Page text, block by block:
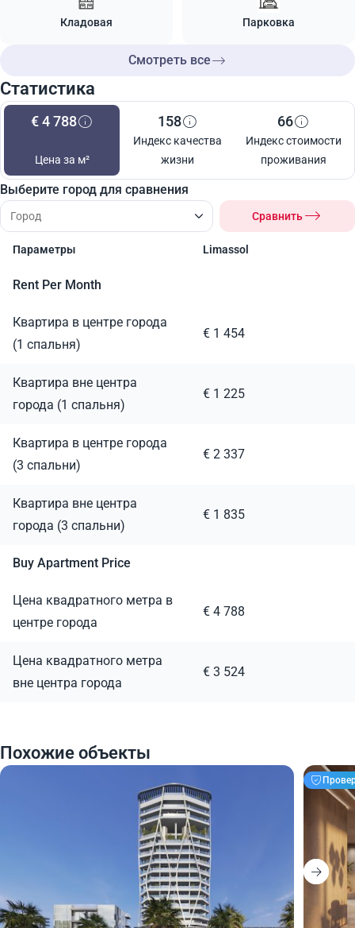
Кладовая Парковка
Смотреть все
Статистика
€ 4 788
Цена за м²
158
Индекс качества
жизни
66
Индекс стоимости
проживания
Выберите город для сравнения
Сравнить
Параметры Limassol
Rent Per Month
Квартира в центре города
(1 спальня)
€ 1 454
Квартира вне центра
города (1 спальня)
€ 1 225
Квартира в центре города
(3 спальни)
€ 2 337
Квартира вне центра
города (3 спальни)
€ 1 835
Buy Apartment Price
Цена квадратного метра в
центре города
€ 4 788
Цена квадратного метра
вне центра города
€ 3 524
Похожие объекты